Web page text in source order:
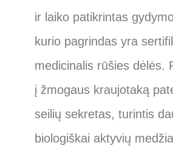
ir laiko patikrintas
kurio pagrindas yra
medicinalis rūšies dėlės.
į žmogaus kraujotaką
seilių sekretas, turintis
biologiškai aktyvių